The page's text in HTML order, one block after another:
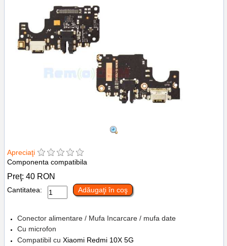
Apreciaţi
Componenta compatibila
Preţ: 40 RON
Cantitatea: Adăugaţi în coş
Conector alimentare / Mufa Incarcare / mufa date
Cu microfon
Compatibil cu Xiaomi Redmi 10X 5G